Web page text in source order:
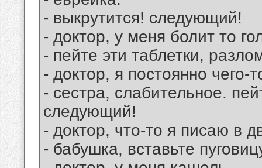
- выкрутится! следующий!
- доктор, у меня болит то
- пейте эти таблетки,
- доктор, я постоянно
- сестра, слабительное.
следующий!
- доктор, что-то я писаю в
- бабушка, вставьте